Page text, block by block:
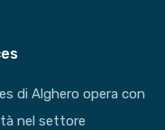
di Alghero opera con
nel settore